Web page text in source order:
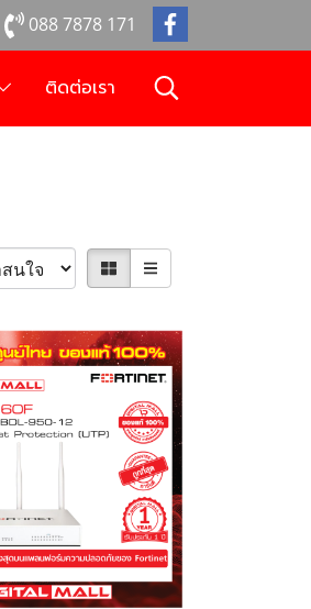
088 7878 171
ติดต่อเรา